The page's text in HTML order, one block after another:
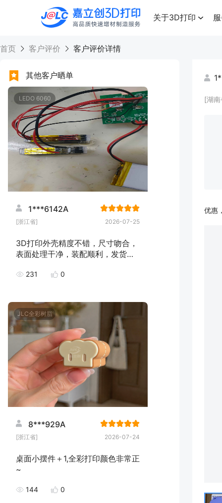
高品质快速增材制造服务
关于3D打印
首页 客户评价 客户评价详情
其他客户晒单
LEDO 6060
1***6142A
[浙江省] 2026-07-25
3D打印外壳精度不错，尺寸吻合，
表面处理干净，装配顺利，发货速
231 0
JLC全彩树脂
8***929A
[浙江省] 2026-07-24
桌面小摆件＋1,全彩打印颜色非常正
~
144 0
[湖
优惠